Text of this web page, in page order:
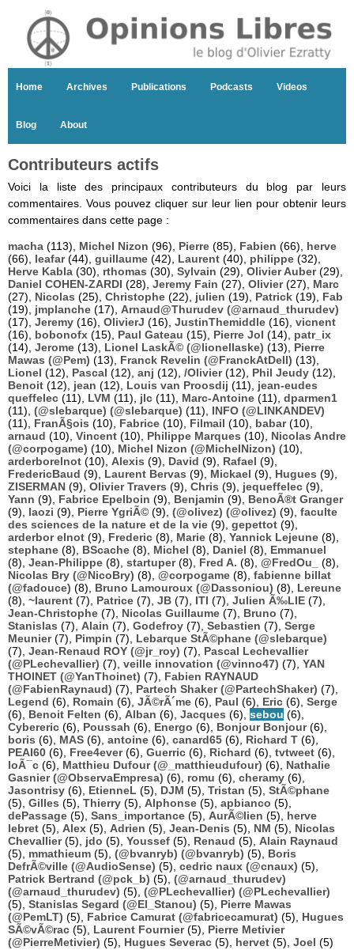
Home Archives Publications Podcasts Videos
Blog About
Contributeurs actifs
Voici la liste des principaux contributeurs du blog par leurs
commentaires. Vous pouvez cliquer sur leur lien pour obtenir leurs
commentaires dans cette page :
macha (113), Michel Nizon (96), Pierre (85), Fabien (66), herve
(66), leafar(44), guillaume (42), Laurent (40), philippe (32),
Herve Kabla (30), rthomas (30), Sylvain (29), Olivier Auber(29),
Daniel COHEN-ZARDI (28), Jeremy Fain (27), Olivier(27), Marc
(27), Nicolas (25), Christophe (22), julien (19), Patrick (19), Fab
(19), jmplanche (17), Arnaud@Thurudev (@arnaud_thurudev)
(17), Jeremy (16), OlivierJ (16), JustinThemiddle (16), vicnent
(16), bobonofx (15), Paul Gateau (15), Pierre Jol (14), patr_ix
(14), Jerome (13), Lionel LaskÃ© (@lionellaske) (13), Pierre
Mawas (@Pem) (13), Franck Revelin (@FranckAtDell) (13),
Lionel (12), Pascal (12), anj (12), /Olivier(12), Phil Jeudy (12),
Benoit (12), jean (12), Louis van Proosdij (11), jean-eudes
queffelec (11), LVM (11), jlc (11), Marc-Antoine (11), dparmen1
(11), (@slebarque) (@slebarque) (11), INFO (@LINKANDEV)
(11), FranÃ§ois (10), Fabrice (10), Filmail (10), babar(10),
arnaud (10), Vincent (10), Philippe Marques (10), Nicolas Andre
(@corpogame) (10), Michel Nizon (@MichelNizon) (10),
arderborelnot (10), Alexis (9), David (9), Rafael (9),
FredericBaud (9), Laurent Bervas (9), Mickael (9), Hugues (9),
ZISERMAN (9), Olivier Travers (9), Chris (9), jequeffelec (9),
Yann (9), Fabrice Epelboin (9), Benjamin (9), BenoÃ®t Granger
(9), laozi (9), Pierre YgriÃ© (9), (@olivez) (@olivez) (9), faculte
des sciences de la nature et de la vie (9), gepettot (9),
arderbor elnot (9), Frederic (8), Marie (8), Yannick Lejeune (8),
stephane (8), BScache (8), Michel (8), Daniel (8), Emmanuel
(8), Jean-Philippe (8), startuper(8), Fred A. (8), @FredOu_
(8),
Nicolas Bry (@NicoBry) (8), @corpogame (8), fabienne billat
(@fadouce) (8), Bruno Lamouroux (@Dassoniou) (8), Lereune
(8), ~laurent (7), Patrice (7), JB (7), ITI (7), Julien Ã‰LIE (7),
Jean-Christophe (7), Nicolas Guillaume (7), Bruno (7),
Stanislas (7), Alain (7), Godefroy (7), Sebastien (7), Serge
Meunier(7), Pimpin (7), Lebarque StÃ©phane (@slebarque)
(7), Jean-Renaud ROY (@jr_roy) (7), Pascal Lechevallier
(@PLechevallier) (7), veille innovation (@vinno47) (7), YAN
THOINET (@YanThoinet) (7), Fabien RAYNAUD
(@FabienRaynaud) (7), Partech Shaker (@PartechShaker) (7),
Legend (6), Romain (6), JÃ©rÃ´me (6), Paul (6), Eric (6), Serge
(6), Benoit Felten (6), Alban (6), Jacques (6), sebou (6),
Cybereric (6), Poussah (6), Energo (6), Bonjour Bonjour(6),
boris (6), MAS (6), antoine (6), canard65 (6), Richard T (6),
PEAI60 (6), Free4ever(6), Guerric (6), Richard (6), tvtweet (6),
loÃ¯c (6), Matthieu Dufour (@_matthieudufour) (6), Nathalie
Gasnier (@ObservaEmpresa) (6), romu (6), cheramy (6),
Jasontrisy (6), EtienneL (5), DJM (5), Tristan (5), StÃ©phane
(5), Gilles (5), Thierry (5), Alphonse (5), apbianco (5),
dePassage (5), Sans_importance (5), AurÃ©lien (5), herve
lebret (5), Alex (5), Adrien (5), Jean-Denis (5), NM (5), Nicolas
Chevallier(5), jdo (5), Youssef (5), Renaud (5), Alain Raynaud
(5), mmathieum (5), (@bvanryb) (@bvanryb) (5), Boris
DefrÃ©ville (@AudioSense) (5), cedric naux (@cnaux) (5),
Patrick Bertrand (@pck_b) (5), (@arnaud_thurudev)
(@arnaud_thurudev) (5), (@PLechevallier) (@PLechevallier)
(5), Stanislas Segard (@El_Stanou) (5), Pierre Mawas
(@PemLT) (5), Fabrice Camurat (@fabricecamurat) (5), Hugues
SÃ©vÃ©rac (5), Laurent Fournier(5), Pierre Metivier
(@PierreMetivier) (5), Hugues Severac (5), hervet (5), Joel (5)